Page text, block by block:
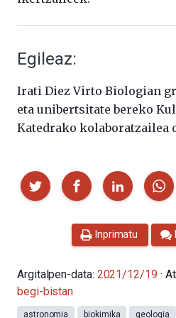
Egileaz:
Irati Diez Virto Biologian
eta unibertsitate bereko
Katedrako kolaboratzailea
Partekatu
Inprimatu
Argitalpen-data: 2021/12/19 ·
begi-bistan
astronomia biokimika geologia